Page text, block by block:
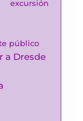
público
a Dresde